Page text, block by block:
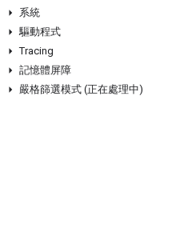
系統
驅動程式
Tracing
記憶體屏障
嚴格篩選模式 (正在處理中)